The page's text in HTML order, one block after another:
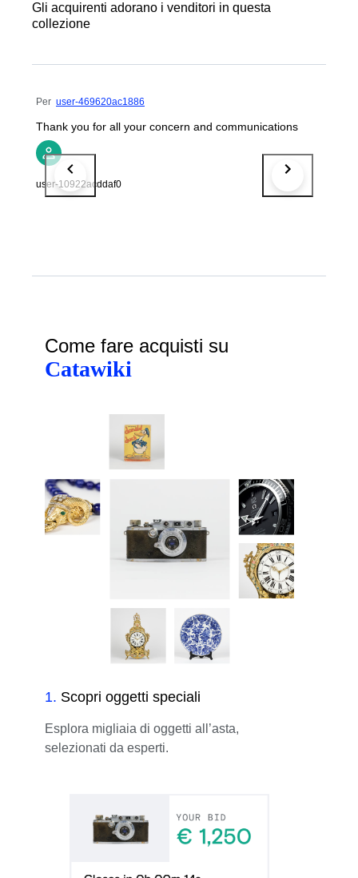
Gli acquirenti adorano i venditori in questa
collezione
Per user-469620ac1886
Thank you for all your concern and communications
user-10922acddaf0
Come fare acquisti su
Catawiki
1. Scopri oggetti speciali
Esplora migliaia di oggetti all’asta,
selezionati da esperti.